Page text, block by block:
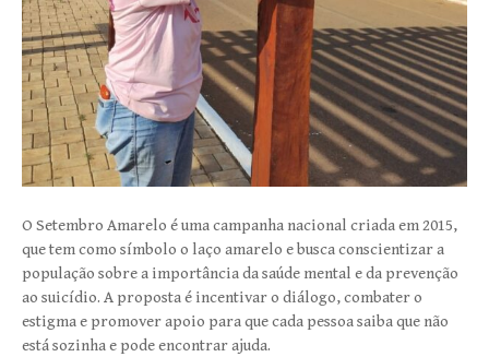
O Setembro Amarelo é uma campanha nacional criada em 2015,
que tem como símbolo o laço amarelo e busca conscientizar a
população sobre a importância da saúde mental e da prevenção
ao suicídio. A proposta é incentivar o diálogo, combater o
estigma e promover apoio para que cada pessoa saiba que não
está sozinha e pode encontrar ajuda.